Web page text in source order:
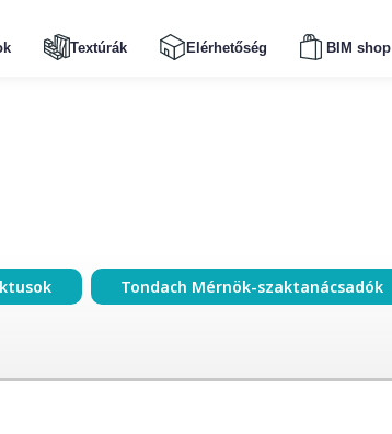
Textúrák Elérhetőség BIM shop
Tondach Mérnök-szaktanácsadók